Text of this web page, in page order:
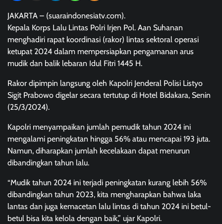
JAKARTA – (suaraindonesiatv.com).
Kepala Korps Lalu Lintas Polri Irjen Pol. Aan Suhanan
menghadiri rapat koordinasi (rakor) lintas sektoral operasi
ketupat 2024 dalam mempersiapkan pengamanan arus
mudik dan balik lebaran Idul Fitri 1445 H.
Rakor dipimpin langsung oleh Kapolri Jenderal Polisi Listyo
Sigit Prabowo digelar secara tertutup di Hotel Bidakara, Senin
(25/3/2024).
Kapolri menyampaikan jumlah pemudik tahun 2024 ini
mengalami peningkatan hingga 56% atau mencapai 193 juta.
Namun, diharapkan jumlah kecelakaan dapat menurun
dibandingkan tahun lalu.
“Mudik tahun 2024 ini terjadi peningkatan kurang lebih 56%
dibandingkan tahun 2023, kita mengharapkan bahwa laka
lantas dan juga kemacetan lalu lintas di tahun 2024 ini betul-
betul bisa kita kelola dengan baik,” ujar Kapolri.